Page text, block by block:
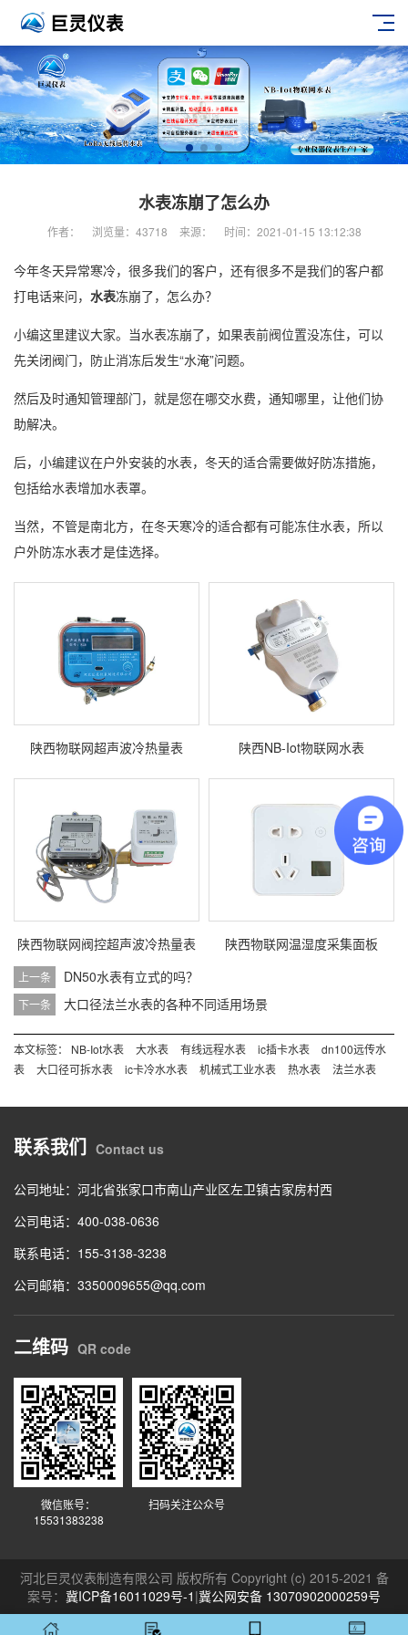
水表冻崩了怎么办
作者： 浏览量：43718 来源： 时间：2021-01-15 13:12:38
今年冬天异常寒冷，很多我们的客户，还有很多不是我们的客户都
打电话来问， 水表冻崩了，怎么办？
小编这里建议大家。当水表冻崩了，如果表前阀位置没冻住，可以
先关闭阀门，防止消冻后发生“水淹”问题。
然后及时通知管理部门，就是您在哪交水费，通知哪里，让他们协
助解决。
后，小编建议在户外安装的水表，冬天的适合需要做好防冻措施，
包括给水表增加水表罩。
当然，不管是南北方，在冬天寒冷的适合都有可能冻住水表，所以
户外防冻水表才是佳选择。
陕西物联网超声波冷热量表 陕西NB-Iot物联网水表
陕西物联网阀控超声波冷热量表 陕西物联网温湿度采集面板
上一条 DN50水表有立式的吗？
下一条 大口径法兰水表的各种不同适用场景
本文标签： NB-Iot水表 大水表 有线远程水表 ic插卡水表
dn100远传水
表
大口径可拆水表 ic卡冷水水表 机械式工业水表 热水表 法兰水表
联系我们 Contact us
公司地址：河北省张家口市南山产业区左卫镇古家房村西
公司电话： 400-038-0636
联系电话： 155-3138-3238
公司邮箱：3350009655@qq.com
二维码 QR code
微信账号：
15531383238
扫码关注公众号
河北巨灵仪表制造有限公司 版权所有 Copyright (c) 2015-2021 备
案号： 冀ICP备16011029号-1 |冀公网安备 13070902000259号